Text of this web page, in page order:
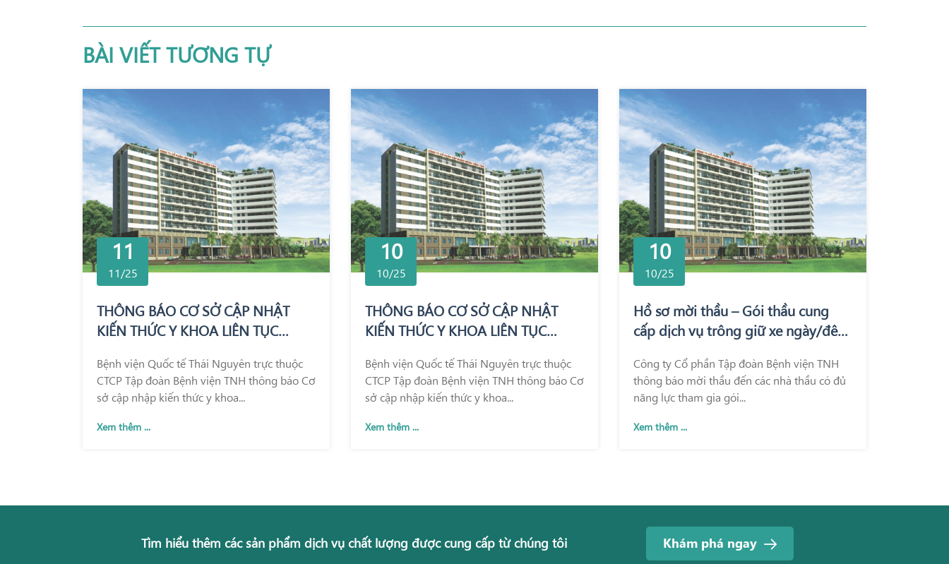
BÀI VIẾT TƯƠNG TỰ
11
11/25
THÔNG BÁO CƠ SỞ CẬP NHẬT
KIẾN THỨC Y KHOA LIÊN TỤC
Bệnh viện Quốc tế Thái Nguyên trực thuộc
CTCP Tập đoàn Bệnh viện TNH thông báo Cơ
sở cập nhập kiến thức y khoa...
Xem thêm ...
10
10/25
THÔNG BÁO CƠ SỞ CẬP NHẬT
KIẾN THỨC Y KHOA LIÊN TỤC
Bệnh viện Quốc tế Thái Nguyên trực thuộc
CTCP Tập đoàn Bệnh viện TNH thông báo Cơ
sở cập nhập kiến thức y khoa...
Xem thêm ...
10
10/25
Hồ sơ mời thầu – Gói thầu cung
cấp dịch vụ trông giữ xe ngày/đêm
và Bệnh viện TNH Phổ Yên
Công ty Cổ phần Tập đoàn Bệnh viện TNH
thông báo mời thầu đến các nhà thầu có đủ
năng lực tham gia gói...
Xem thêm ...
Tìm hiểu thêm các sản phẩm dịch vụ chất lượng được cung cấp từ chúng tôi Khám phá ngay